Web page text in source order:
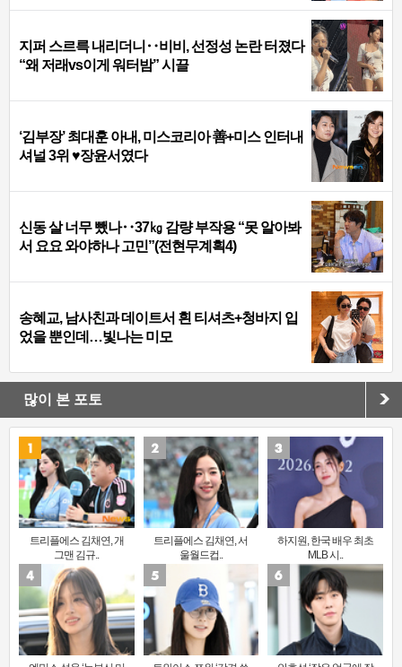
지퍼 스르륵 내리더니‥비비, 선정성 논란 터졌다
“왜 저래vs이게 워터밤” 시끌
‘김부장’ 최대훈 아내, 미스코리아 善+미스 인터내
셔널 3위 ♥장윤서였다
신동 살 너무 뺐나‥37㎏ 감량 부작용 “못 알아봐
서 요요 와야하나 고민”(전현무계획4)
송혜교, 남사친과 데이트서 흰 티셔츠+청바지 입
었을 뿐인데…빛나는 미모
많이 본 포토
트리플에스 김채연, 개
그맨 김규..
트리플에스 김채연, 서
울월드컵..
하지원, 한국 배우 최초
MLB 시..